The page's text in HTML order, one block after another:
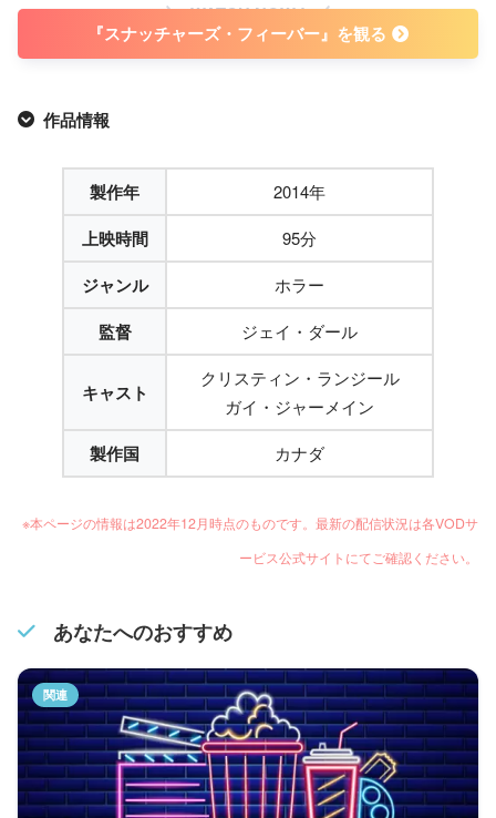
引用元：U-NEXT
WATCH NOW !
『スナッチャーズ・フィーバー』を観る
作品情報
製作年 2014年
上映時間 95分
ジャンル ホラー
監督 ジェイ・ダール
キャスト
クリスティン・ランジール
ガイ・ジャーメイン
製作国 カナダ
※本ページの情報は2022年12月時点のものです。最新の配信状況は各VODサ
ービス公式サイトにてご確認ください。
あなたへのおすすめ